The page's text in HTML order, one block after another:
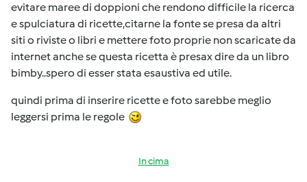
evitare maree di doppioni che rendono difficile la ricerca
e spulciatura di ricette,citarne la fonte se presa da altri
siti o riviste o libri e mettere foto proprie non scaricate da
internet anche se questa ricetta è presax dire da un libro
bimby..spero di esser stata esaustiva ed utile.
quindi prima di inserire ricette e foto sarebbe meglio
leggersi prima le regole
In cima